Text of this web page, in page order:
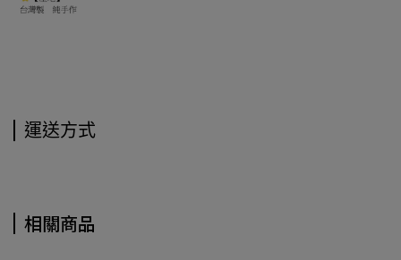
運送方式
相關商品